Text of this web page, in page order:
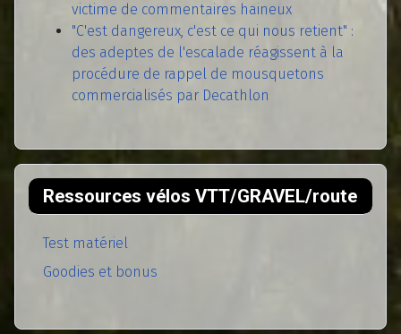
victime de commentaires haineux
"C'est dangereux, c'est ce qui nous retient" :
des adeptes de l'escalade réagissent à la
procédure de rappel de mousquetons
commercialisés par Decathlon
Ressources vélos VTT/GRAVEL/route
Test matériel
Goodies et bonus